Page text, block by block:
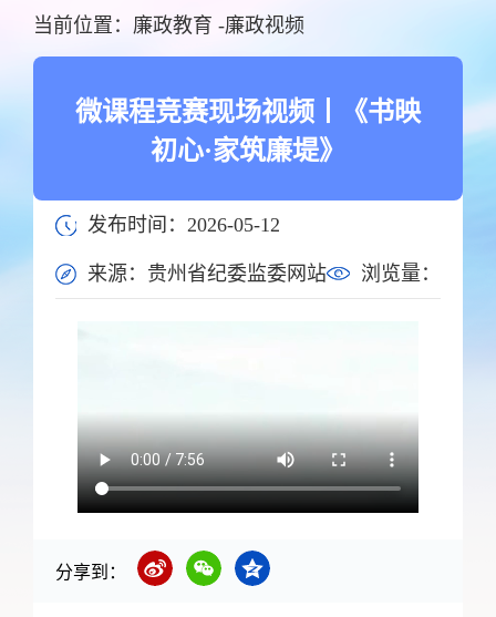
当前位置： 廉政教育 -廉政视频
微课程竞赛现场视频丨《书映
初心·家筑廉堤》
发布时间：2026-05-12
来源：贵州省纪委监委网站 浏览量：
分享到：